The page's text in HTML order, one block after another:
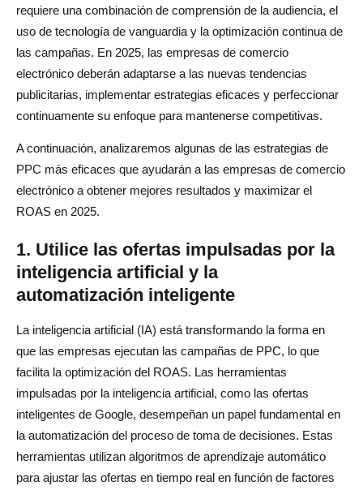
requiere una combinación de comprensión de la audiencia, el
uso de tecnología de vanguardia y la optimización continua de
las campañas. En 2025, las empresas de comercio
electrónico deberán adaptarse a las nuevas tendencias
publicitarias, implementar estrategias eficaces y perfeccionar
continuamente su enfoque para mantenerse competitivas.
A continuación, analizaremos algunas de las estrategias de
PPC más eficaces que ayudarán a las empresas de comercio
electrónico a obtener mejores resultados y maximizar el
ROAS en 2025.
1. Utilice las ofertas impulsadas por la
inteligencia artificial y la
automatización inteligente
La inteligencia artificial (IA) está transformando la forma en
que las empresas ejecutan las campañas de PPC, lo que
facilita la optimización del ROAS. Las herramientas
impulsadas por la inteligencia artificial, como las ofertas
inteligentes de Google, desempeñan un papel fundamental en
la automatización del proceso de toma de decisiones. Estas
herramientas utilizan algoritmos de aprendizaje automático
para ajustar las ofertas en tiempo real en función de factores